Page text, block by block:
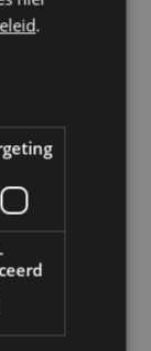
sec. geleden
in
politie moet
na
augustus | 21:30
van
.